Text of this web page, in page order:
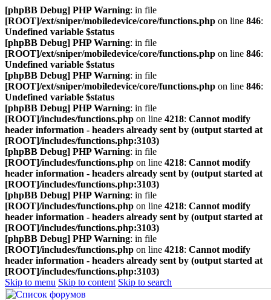
[phpBB Debug] PHP Warning: in file
[ROOT]/ext/sniper/mobiledevice/core/functions.php on line 846:
Undefined variable $status
[phpBB Debug] PHP Warning: in file
[ROOT]/ext/sniper/mobiledevice/core/functions.php on line 846:
Undefined variable $status
[phpBB Debug] PHP Warning: in file
[ROOT]/ext/sniper/mobiledevice/core/functions.php on line 846:
Undefined variable $status
[phpBB Debug] PHP Warning: in file
[ROOT]/includes/functions.php on line 4218: Cannot modify
header information - headers already sent by (output started at
[ROOT]/includes/functions.php:3103)
[phpBB Debug] PHP Warning: in file
[ROOT]/includes/functions.php on line 4218: Cannot modify
header information - headers already sent by (output started at
[ROOT]/includes/functions.php:3103)
[phpBB Debug] PHP Warning: in file
[ROOT]/includes/functions.php on line 4218: Cannot modify
header information - headers already sent by (output started at
[ROOT]/includes/functions.php:3103)
[phpBB Debug] PHP Warning: in file
[ROOT]/includes/functions.php on line 4218: Cannot modify
header information - headers already sent by (output started at
[ROOT]/includes/functions.php:3103)
Skip to menu Skip to content Skip to search